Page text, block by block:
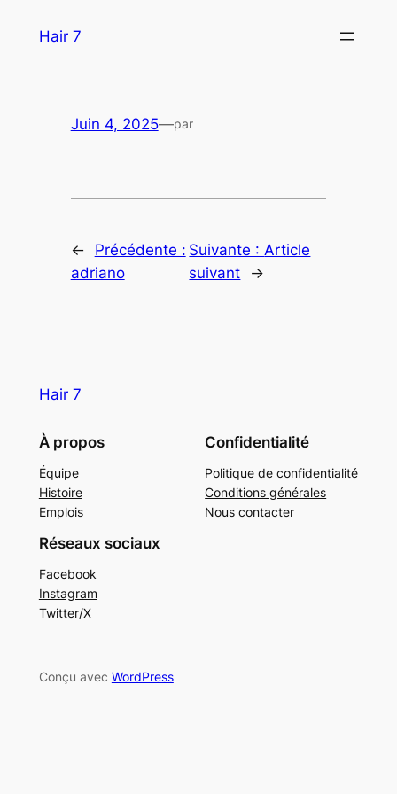
Hair 7
Juin 4, 2025—par
←
Précédente :
adriano
Suivante :Article
suivant
→
Hair 7
À propos
Équipe
Histoire
Emplois
Confidentialité
Politique de confidentialité
Conditions générales
Nous contacter
Réseaux sociaux
Facebook
Instagram
Twitter/X
Conçu avec WordPress